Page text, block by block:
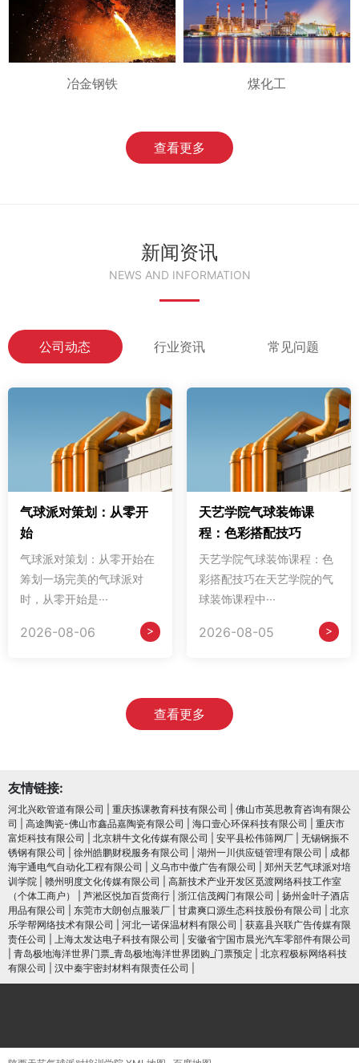
冶金钢铁 煤化工
查看更多
新闻资讯
NEWS AND INFORMATION
公司动态 行业资讯 常见问题
气球派对策划：从零开
始
气球派对策划：从零开始在
筹划一场完美的气球派对
时，从零开始是···
2026-08-06 >
天艺学院气球装饰课
程：色彩搭配技巧
天艺学院气球装饰课程：色
彩搭配技巧在天艺学院的气
球装饰课程中···
2026-08-05 >
查看更多
友情链接:
河北兴欧管道有限公司 重庆拣课教育科技有限公司
佛山市英思教育咨询有限公
司
高途陶瓷-佛山市鑫品嘉陶瓷有限公司 海口壹心环保科技有限公司
重庆市
富炬科技有限公司
北京耕牛文化传媒有限公司 安平县松伟筛网厂
无锡钢振不
锈钢有限公司
徐州皓鹏财税服务有限公司 湖州一川供应链管理有限公司
成都
海宇通电气自动化工程有限公司
义乌市中傲广告有限公司
郑州天艺气球派对培
训学院
赣州明度文化传媒有限公司
高新技术产业开发区觅渡网络科技工作室
（个体工商户）
芦淞区悦加百货商行 浙江信茂阀门有限公司
扬州金叶子酒店
用品有限公司
东莞市大朗创点服装厂 甘肃爽口源生态科技股份有限公司
北京
乐学帮网络技术有限公司
河北一诺保温材料有限公司
获嘉县兴联广告传媒有限
责任公司
上海太发达电子科技有限公司
安徽省宁国市晨光汽车零部件有限公司
青岛极地海洋世界门票_青岛极地海洋世界团购_门票预定
北京程极标网络科技
有限公司
汉中秦宇密封材料有限责任公司